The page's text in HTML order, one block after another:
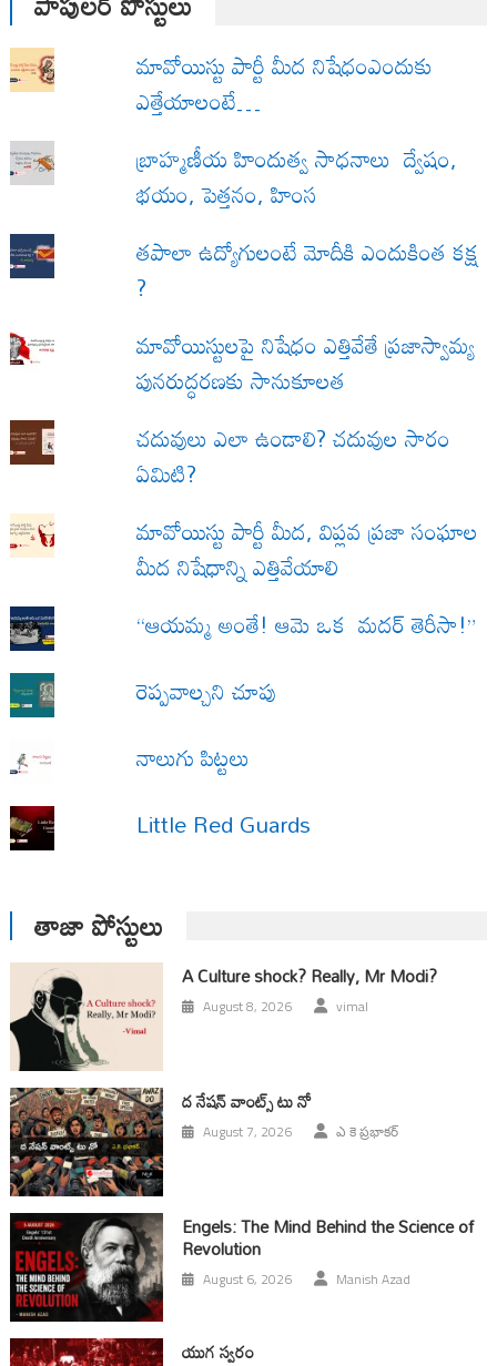
మావోయిస్టు పార్టీ మీద నిషేధంఎందుకు
ఎత్తేయాలంటే…
బ్రాహ్మణీయ హిందుత్వ సాధనాలు ద్వేషం,
భయం, పెత్తనం, హింస
త‌పాలా ఉద్యోగులంటే మోదీకి ఎందుకింత కక్ష
?
మావోయిస్టులపై నిషేధం ఎత్తివేతే ప్రజాస్వామ్య
పునరుద్ధరణకు సానుకూలత
చదువులు ఎలా ఉండాలి? చదువుల సారం
ఏమిటి?
మావోయిస్టు పార్టీ మీద, విప్లవ ప్రజా సంఘాల
మీద నిషేధాన్ని ఎత్తివేయాలి
“ఆయమ్మ అంతే! ఆమె ఒక మదర్ తెరీసా!”
రెప్పవాల్చని చూపు
నాలుగు పిట్టలు
Little Red Guards
తాజా పోస్టులు
A Culture shock? Really, Mr Modi?
August 8, 2026 vimal
ద నేషన్ వాంట్స్ టు నో
August 7, 2026 ఎ కె ప్రభాకర్
Engels: The Mind Behind the Science of
Revolution
August 6, 2026 Manish Azad
యుగ స్వ‌రం